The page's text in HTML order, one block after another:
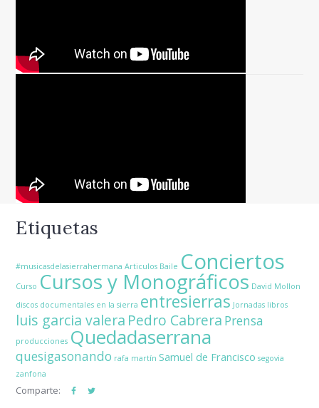
Etiquetas
#musicasdelasierrahermana Articulos Baile Conciertos
Curso Cursos y Monográficos David Mollon
discos documentales en la sierra entresierras Jornadas libros
luis garcia valera Pedro Cabrera Prensa
producciones Quedadaserrana
quesigasonando rafa martín Samuel de Francisco segovia
zanfona
Comparte: